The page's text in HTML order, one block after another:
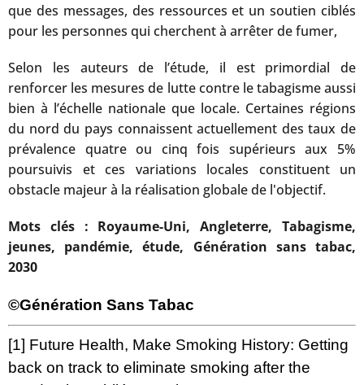
que des messages, des ressources et un soutien ciblés
pour les personnes qui cherchent à arrêter de fumer,
Selon les auteurs de l’étude, il est primordial de
renforcer les mesures de lutte contre le tabagisme aussi
bien à l’échelle nationale que locale. Certaines régions
du nord du pays connaissent actuellement des taux de
prévalence quatre ou cinq fois supérieurs aux 5%
poursuivis et ces variations locales constituent un
obstacle majeur à la réalisation globale de l'objectif.
Mots clés : Royaume-Uni, Angleterre, Tabagisme,
jeunes, pandémie, étude, Génération sans tabac,
2030
©Génération Sans Tabac
[1] Future Health, Make Smoking History: Getting
back on track to eliminate smoking after the